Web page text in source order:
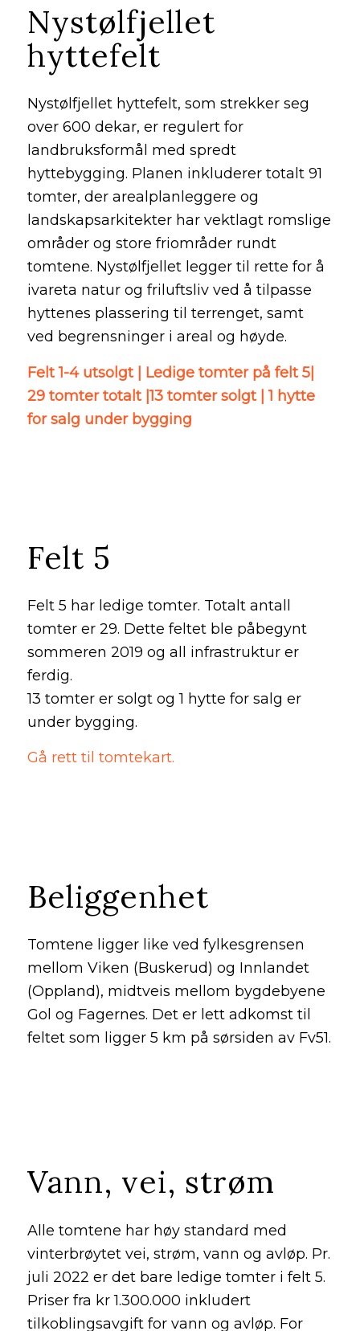
Nystølfjellet
hyttefelt
Nystølfjellet hyttefelt, som strekker seg
over 600 dekar, er regulert for
landbruksformål med spredt
hyttebygging. Planen inkluderer totalt 91
tomter, der arealplanleggere og
landskapsarkitekter har vektlagt romslige
områder og store friområder rundt
tomtene. Nystølfjellet legger til rette for å
ivareta natur og friluftsliv ved å tilpasse
hyttenes plassering til terrenget, samt
ved begrensninger i areal og høyde.
Felt 1-4 utsolgt | Ledige tomter på felt 5|
29 tomter totalt |13 tomter solgt | 1 hytte
for salg under bygging
Felt 5
Felt 5 har ledige tomter. Totalt antall
tomter er 29. Dette feltet ble påbegynt
sommeren 2019 og all infrastruktur er
ferdig.
13 tomter er solgt og 1 hytte for salg er
under bygging.
Gå rett til tomtekart.
Beliggenhet
Tomtene ligger like ved fylkesgrensen
mellom Viken (Buskerud) og Innlandet
(Oppland), midtveis mellom bygdebyene
Gol og Fagernes. Det er lett adkomst til
feltet som ligger 5 km på sørsiden av Fv51.
Vann, vei, strøm
Alle tomtene har høy standard med
vinterbrøytet vei, strøm, vann og avløp. Pr.
juli 2022 er det bare ledige tomter i felt 5.
Priser fra kr 1.300.000 inkludert
tilkoblingsavgift for vann og avløp. For